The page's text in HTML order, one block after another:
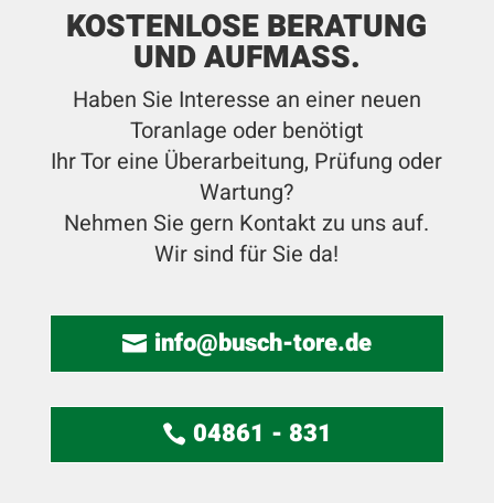
KOSTENLOSE BERATUNG
UND AUFMASS.
Haben Sie Interesse an einer neuen
Toranlage oder benötigt
Ihr Tor eine Überarbeitung, Prüfung oder
Wartung?
Nehmen Sie gern Kontakt zu uns auf.
Wir sind für Sie da!
info@busch-tore.de
04861 - 831